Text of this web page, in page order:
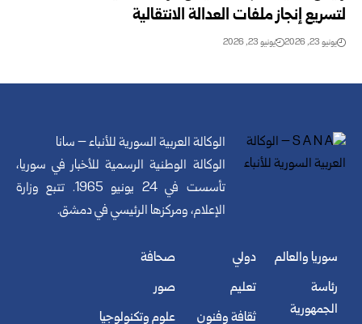
لتسريع إنجاز ملفات العدالة الانتقالية
يونيو 23, 2026 يونيو 23, 2026
الوكالة العربية السورية للأنباء – سانا
الوكالة الوطنية الرسمية للأخبار في سوريا،
تأسست في 24 يونيو 1965. تتبع وزارة
الإعلام، ومركزها الرئيسي في دمشق.
سوريا والعالم
رئاسة
الجمهورية
دولي
تعليم
ثقافة وفنون
صحافة
صور
علوم وتكنولوجيا